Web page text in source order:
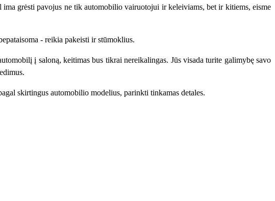
grėsti pavojus ne tik automobilio vairuotojui ir keleiviams, bet ir kitiems, eisme
- reikia pakeisti ir stūmoklius.
į saloną, keitimas bus tikrai nereikalingas. Jūs visada turite galimybę savo
skirtingus automobilio modelius, parinkti tinkamas detales.